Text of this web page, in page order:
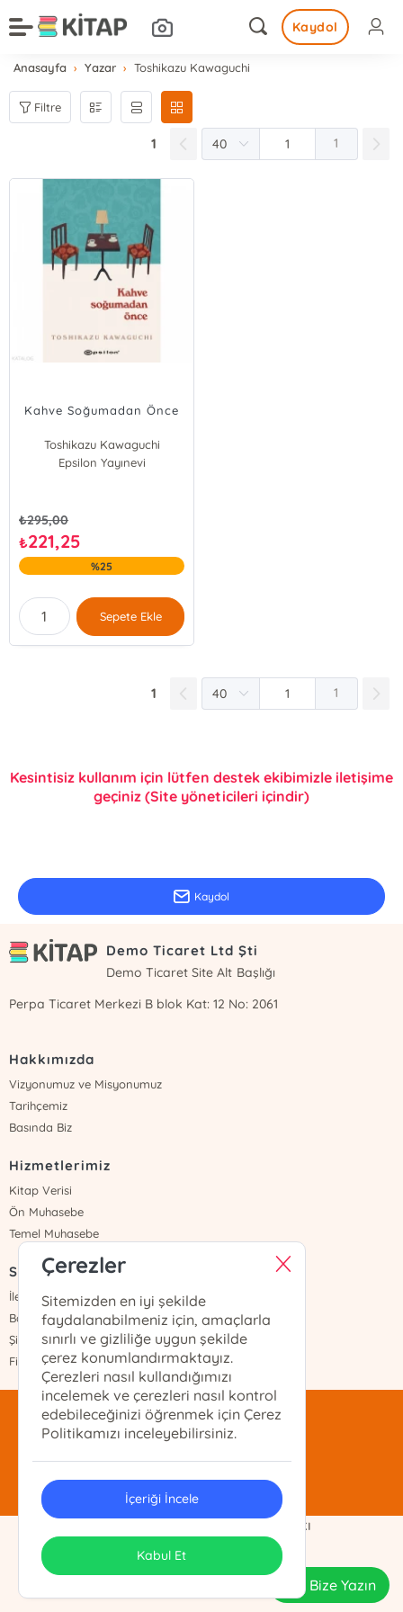
Kaydol
Anasayfa Yazar Toshikazu Kawaguchi
Filtre
1 1
Kahve Soğumadan Önce
Toshikazu Kawaguchi
Epsilon Yayınevi
₺295,00
₺221,25
%25
Sepete Ekle
1 1
Kesintisiz kullanım için lütfen destek ekibimizle iletişime
geçiniz (Site yöneticileri içindir)
Kaydol
Demo Ticaret Ltd Şti
Demo Ticaret Site Alt Başlığı
Perpa Ticaret Merkezi B blok Kat: 12 No: 2061
Hakkımızda
Vizyonumuz ve Misyonumuz
Tarihçemiz
Basında Biz
Hizmetlerimiz
Kitap Verisi
Ön Muhasebe
Temel Muhasebe
Sayfalar
İletişim
Banka Hesapları
Şifremi Unuttum
Fiyat Listesi
mentis@mentis.com.tr
(212)-210-74-74
Demo Ticaret Ltd. Şti. Telif Hakkı
Tasarım & Uygulama
Bize Yazın
Çerezler
Sitemizden en iyi şekilde
faydalanabilmeniz için, amaçlarla
sınırlı ve gizliliğe uygun şekilde
çerez konumlandırmaktayız.
Çerezleri nasıl kullandığımızı
incelemek ve çerezleri nasıl kontrol
edebileceğinizi öğrenmek için Çerez
Politikamızı inceleyebilirsiniz.
İçeriği İncele
Kabul Et